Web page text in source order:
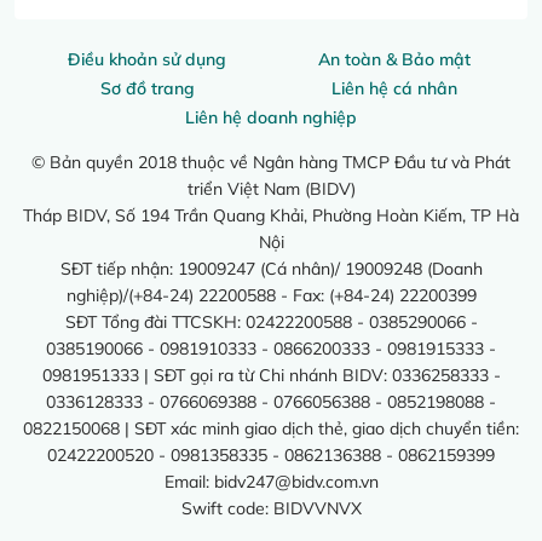
Điều khoản sử dụng
An toàn & Bảo mật
Sơ đồ trang
Liên hệ cá nhân
Liên hệ doanh nghiệp
© Bản quyền 2018 thuộc về Ngân hàng TMCP Đầu tư và Phát
triển Việt Nam (BIDV)
Tháp BIDV, Số 194 Trần Quang Khải, Phường Hoàn Kiếm, TP Hà
Nội
SĐT tiếp nhận: 19009247 (Cá nhân)/ 19009248 (Doanh
nghiệp)/(+84-24) 22200588 - Fax: (+84-24) 22200399
SĐT Tổng đài TTCSKH: 02422200588 - 0385290066 -
0385190066 - 0981910333 - 0866200333 - 0981915333 -
0981951333 | SĐT gọi ra từ Chi nhánh BIDV: 0336258333 -
0336128333 - 0766069388 - 0766056388 - 0852198088 -
0822150068 | SĐT xác minh giao dịch thẻ, giao dịch chuyển tiền:
02422200520 - 0981358335 - 0862136388 - 0862159399
Email: bidv247@bidv.com.vn
Swift code: BIDVVNVX